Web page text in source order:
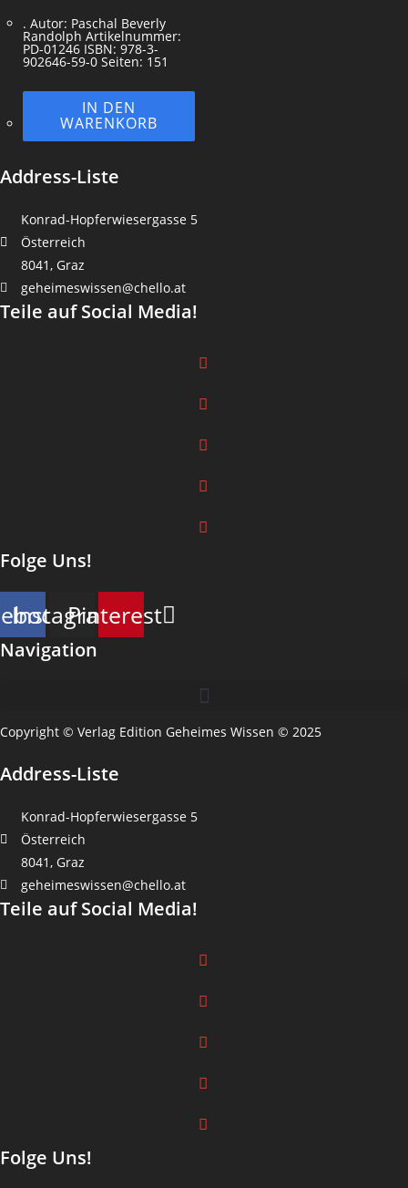
. Autor: Paschal Beverly
Randolph Artikelnummer:
PD-01246 ISBN: 978-3-
902646-59-0 Seiten: 151
IN DEN
WARENKORB
Address-Liste
Konrad-Hopferwiesergasse 5
Österreich
8041, Graz
geheimeswissen@chello.at
Teile auf Social Media!
Folge Uns!
Instagram
Pinterest
Navigation
Copyright © Verlag Edition Geheimes Wissen © 2025
Address-Liste
Konrad-Hopferwiesergasse 5
Österreich
8041, Graz
geheimeswissen@chello.at
Teile auf Social Media!
Folge Uns!